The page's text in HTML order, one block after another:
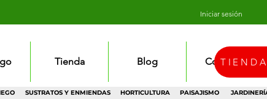
Iniciar sesión
Tienda Blog Contacto
TIENDA
SUSTRATOS Y ENMIENDAS HORTICULTURA PAISAJISMO